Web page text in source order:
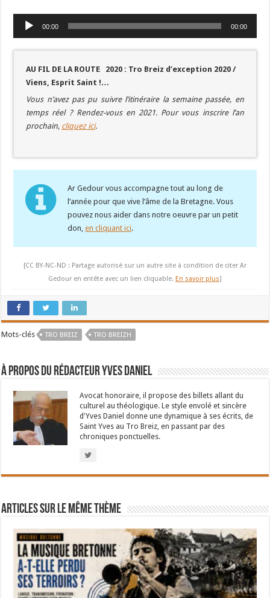
Lecteur
audio
00:00 00:00
AU FIL DE LA ROUTE 2020 : Tro Breiz d’exception 2020 /
Viens, Esprit Saint !…
Vous n’avez pas pu suivre l’itinéraire la semaine passée, en
temps réel ? Rendez-vous en 2021. Pour vous inscrire l’an
prochain, cliquez ici.
Ar Gedour vous accompagne tout au long de
l’année pour que vive l’âme de la Bretagne. Vous
pouvez nous aider dans notre oeuvre par un petit
don,en cliquant ici.
[CC BY-NC-ND : Partage autorisé sur un autre site à condition de citer Ar
Gedour en entête avec un lien cliquable. En savoir plus]
Mots-clés TRO BREIZ TRO BREIZH
À propos du rédacteur Yves Daniel
Avocat honoraire, il propose des billets allant du
culturel au théologique. Le style envolé et sincère
d'Yves Daniel donne une dynamique à ses écrits, de
Saint Yves au Tro Breiz, en passant par des
chroniques ponctuelles.
Articles sur le même thème